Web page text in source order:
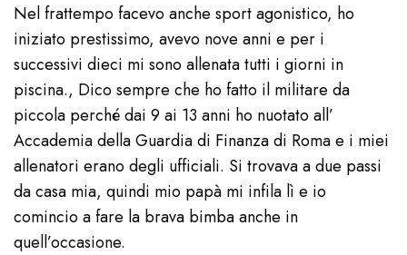
Nel frattempo facevo anche sport agonistico, ho
iniziato prestissimo, avevo nove anni e per i
successivi dieci mi sono allenata tutti i giorni in
piscina., Dico sempre che ho fatto il militare da
piccola perché dai 9 ai 13 anni ho nuotato all’
Accademia della Guardia di Finanza di Roma e i miei
allenatori erano degli ufficiali. Si trovava a due passi
da casa mia, quindi mio papà mi infila lì e io
comincio a fare la brava bimba anche in
quell’occasione.